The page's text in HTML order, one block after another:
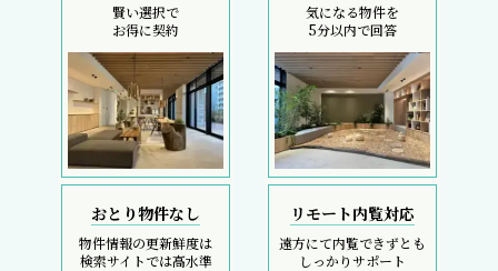
賢い選択で
お得に契約
気になる物件を
5分以内で回答
おとり物件なし
物件情報の更新鮮度は
検索サイトでは高水準
リモート内覧対応
遠方にて内覧できずとも
しっかりサポート